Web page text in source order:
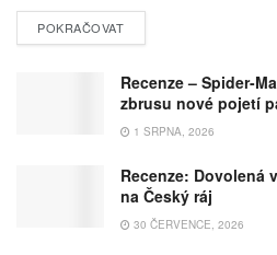
POKRAČOVAT
Recenze – Spider-
zbrusu nové pojetí
1 SRPNA, 2026
Recenze: Dovolená
na Český ráj
30 ČERVENCE, 2026